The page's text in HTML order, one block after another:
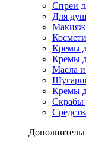
Спреи
Для
Макияж
Кремы
Кремы
Масла и
Кремы
Скрабы